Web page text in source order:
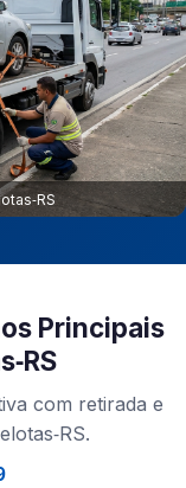
Principais
com retirada e